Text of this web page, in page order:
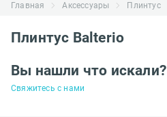
Главная Аксессуары Плинтус
Плинтус Balterio
Вы нашли что искали?
Свяжитесь с нами